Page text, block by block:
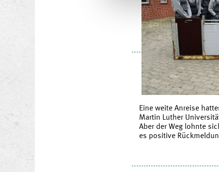
Eine weite Anreise
Martin Luther
Aber der Weg lohnte
es positive